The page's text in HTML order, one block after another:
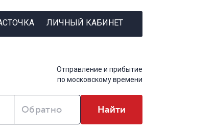
ЛИЧНЫЙ КАБИНЕТ
Отправление и прибытие
по московскому времени
Обратно Найти